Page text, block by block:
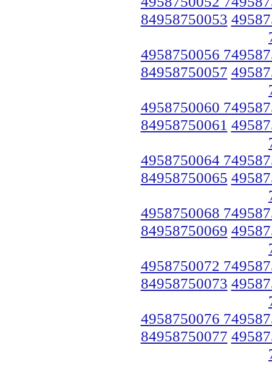
84958750053
4958750056
84958750057
4958750060
84958750061
4958750064
84958750065
4958750068
84958750069
4958750072
84958750073
4958750076
84958750077